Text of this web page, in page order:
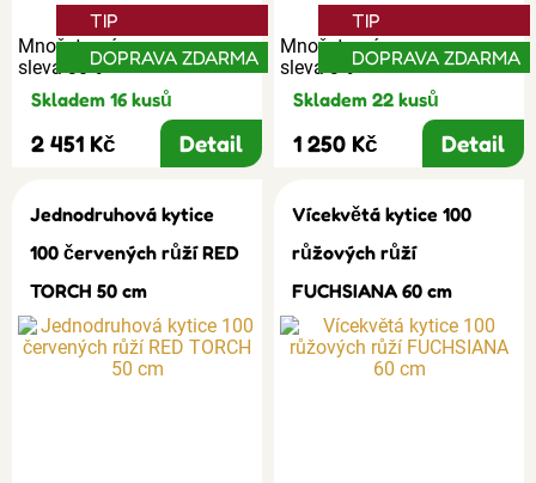
Množstevní
sleva 30%
TIP
DOPRAVA ZDARMA
Skladem 16 kusů
2 451 Kč Detail
Množstevní
sleva 3%
TIP
DOPRAVA ZDARMA
Skladem 22 kusů
1 250 Kč Detail
Jednodruhová kytice
100 červených růží RED
TORCH 50 cm
Vícekvětá kytice 100
růžových růží
FUCHSIANA 60 cm